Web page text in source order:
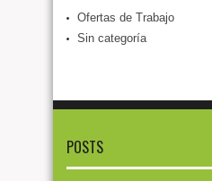
Ofertas de Trabajo
Sin categoría
POSTS